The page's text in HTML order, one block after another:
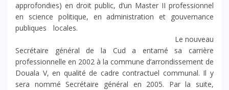
approfondies) en droit public, d’un Master II professionnel
en science politique, en administration et gouvernance
publiques locales.
Le nouveau
Secrétaire général de la Cud a entamé sa carrière
professionnelle en 2002 à la commune d’arrondissement de
Douala V, en qualité de cadre contractuel communal. Il y
sera nommé Secrétaire général en 2005. Par la suite,